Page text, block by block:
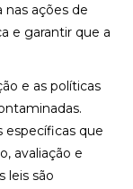
nas ações de
e garantir que a
e as políticas
específicas que
avaliação e
leis são